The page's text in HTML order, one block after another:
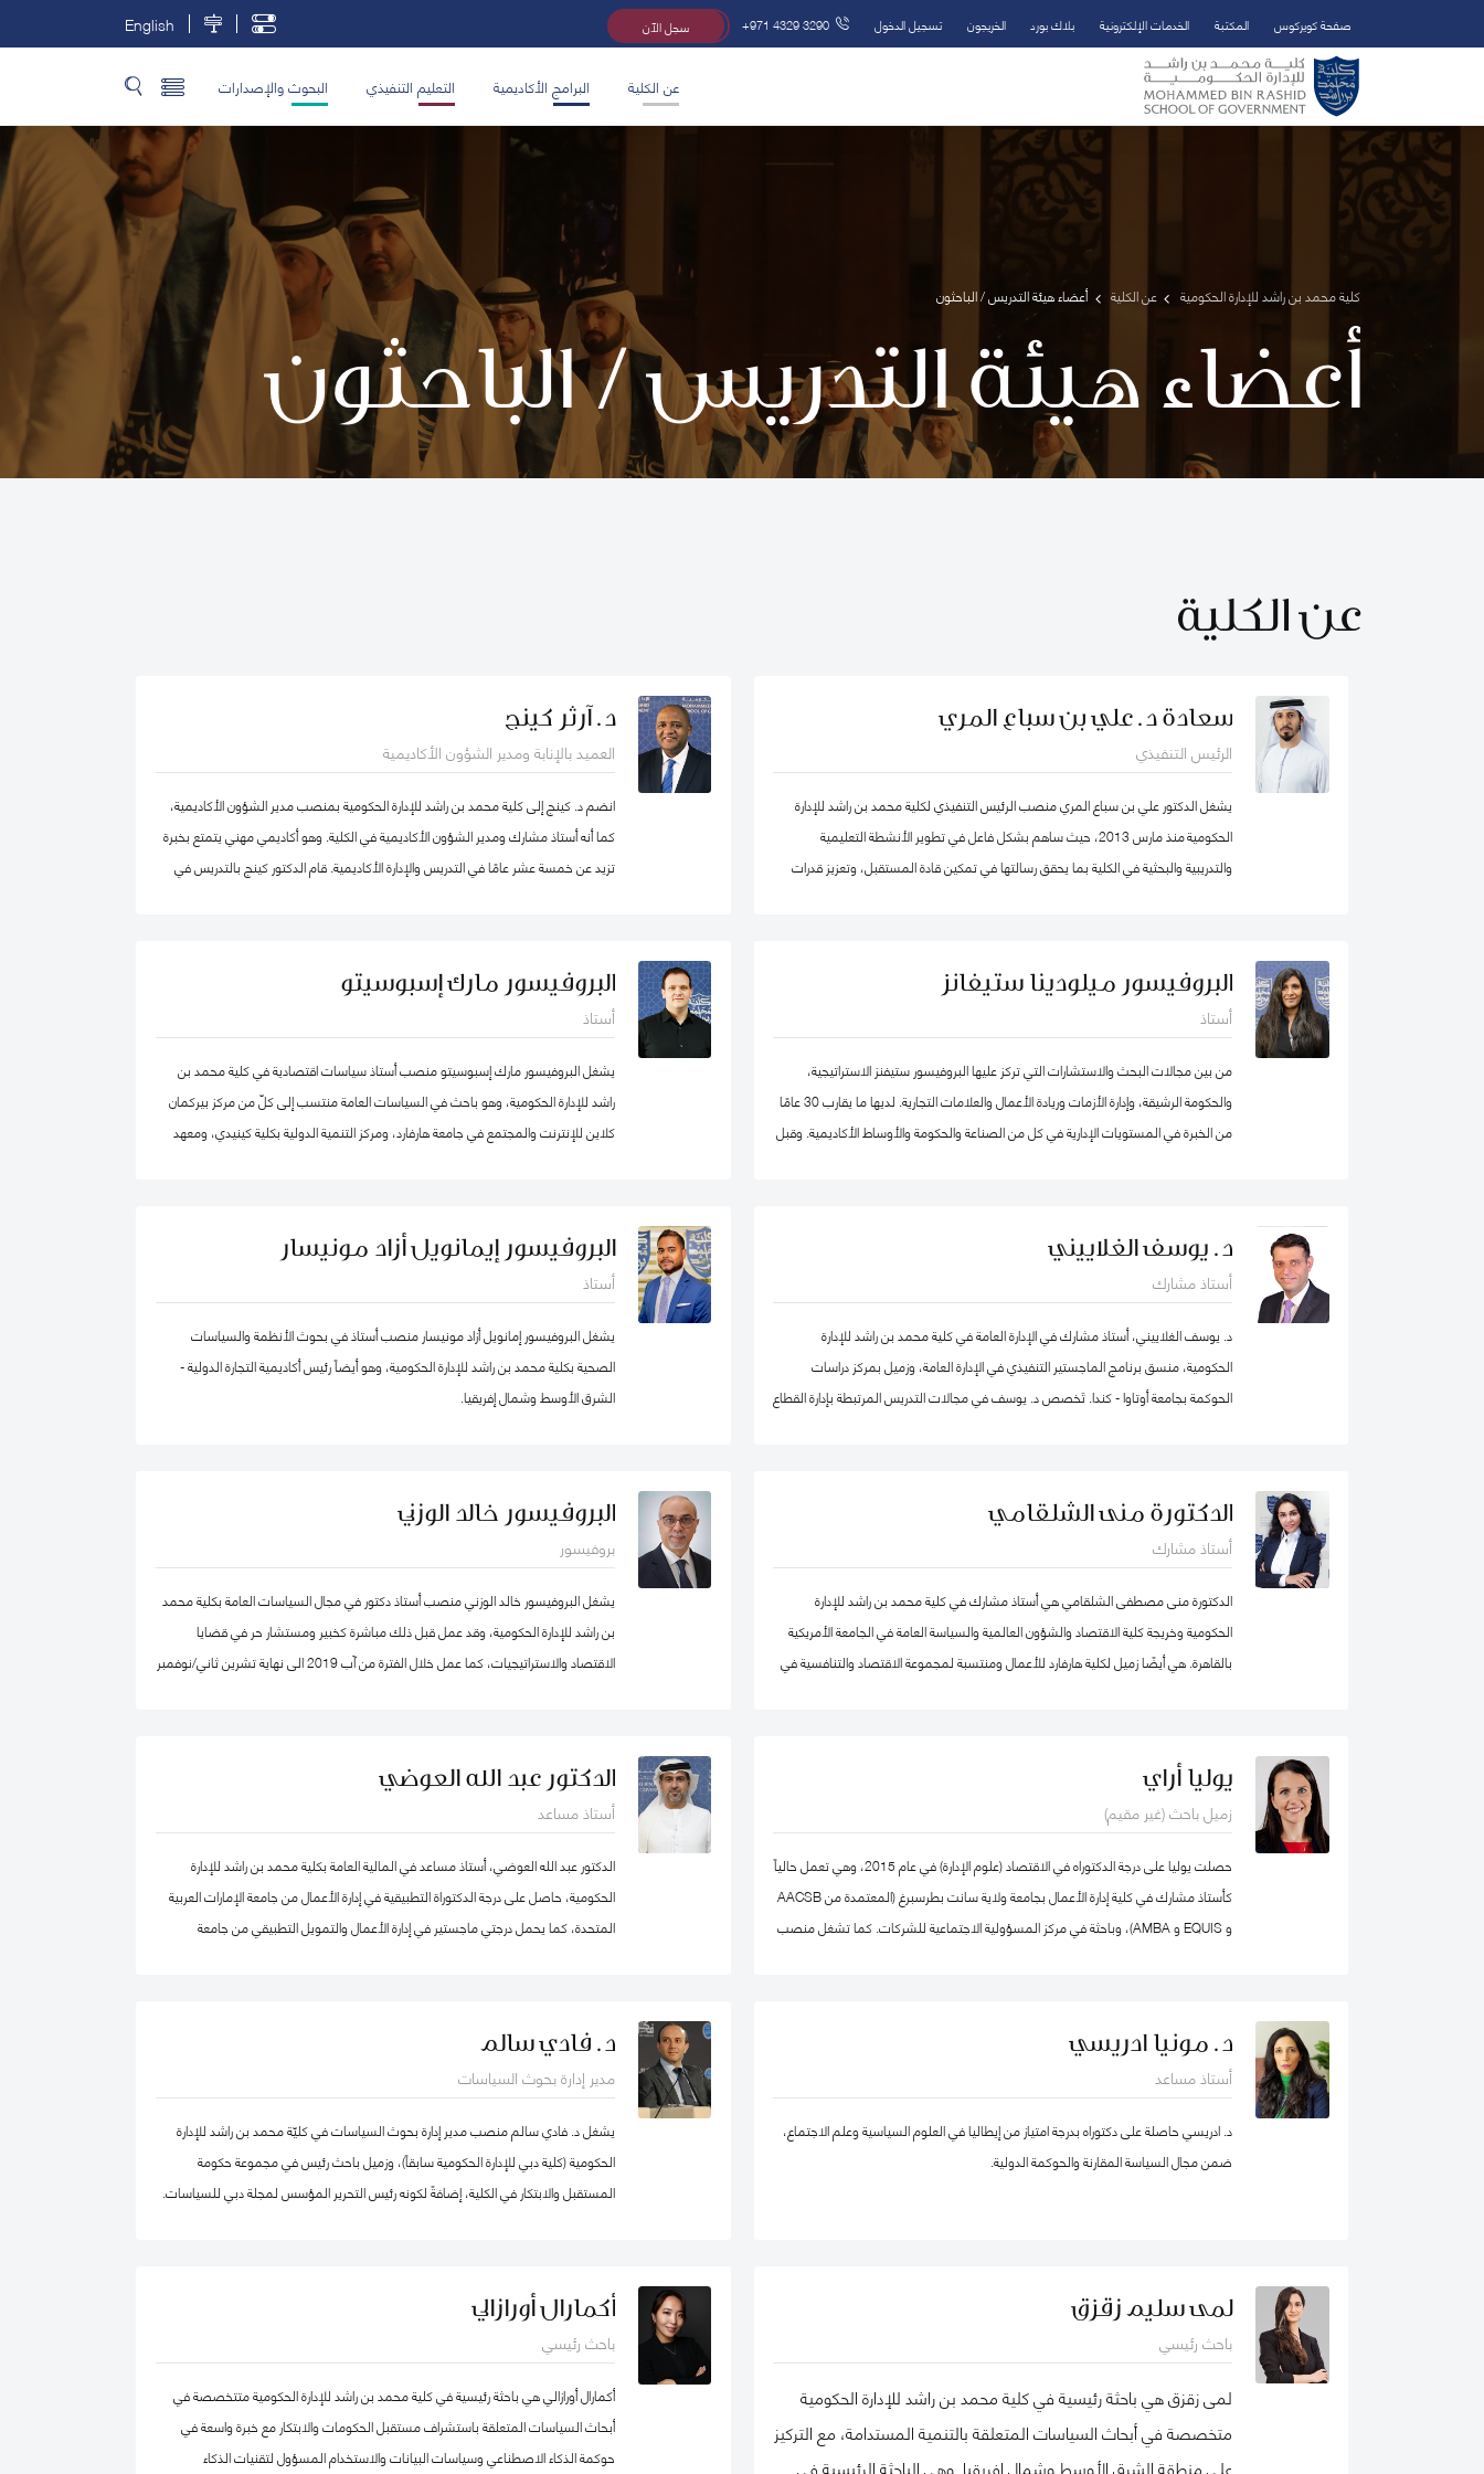
تخطي إلى المحتوى الرئيسي
فتح قائمة الوصول
صفحة كويركوس المكتبة الخدمات الإلكترونية بلاك بورد الخريجون تسجيل الدخول +971 4329 3290 سجل الآن English
عن الكلية البرامج الأكاديمية التعليم التنفيذي البحوث والإصدارات
كلية محمد بن راشد للإدارة الحكومية عن الكلية أعضاء هيئة التدريس / الباحثون
أعضاء هيئة التدريس / الباحثون
عن الكلية
سعادة د. علي بن سباع المري
الرئيس التنفيذي
يشغل الدكتور علي بن سباع المري منصب الرئيس التنفيذي لكلية محمد بن راشد للإدارة
الحكومية منذ مارس 2013، حيث ساهم بشكل فاعل في تطوير الأنشطة التعليمية
والتدريبية والبحثية في الكلية بما يحقق رسالتها في تمكين قادة المستقبل، وتعزيز قدرات
د. آرثر كينج
العميد بالإنابة ومدير الشؤون الأكاديمية
انضم د. كينج إلى كلية محمد بن راشد للإدارة الحكومية بمنصب مدير الشؤون الأكاديمية،
كما أنه أستاذ مشارك ومدير الشؤون الأكاديمية في الكلية. وهو أكاديمي مهني يتمتع بخبرة
تزيد عن خمسة عشر عامًا في التدريس والإدارة الأكاديمية. قام الدكتور كينج بالتدريس في
الأعمال، وعميدًا لجامعة في الكويت مؤخرًا.
البروفيسور ميلودينا ستيفانز
أستاذ
من بين مجالات البحث والاستشارات التي تركز عليها البروفيسور ستيفنز الاستراتيجية،
والحكومة الرشيقة، وإدارة الأزمات وريادة الأعمال والعلامات التجارية. لديها ما يقارب 30 عامًا
من الخبرة في المستويات الإدارية في كل من الصناعة والحكومة والأوساط الأكاديمية. وقبل
الجامعات الخاصة في الإمارات العربية المتحدة ، حيث تولت منصب نائب العميد ومدير
برنامج الماجستير في إدارة الأعمال. شاركت بنشاط في لجان الاعتماد ولجان الاعتماد في كل
عاشت في الولايات المتحدة الأمريكية والهند وتايوان وألمانيا. البروفيسور ستيفنز عضو في
العديد من المجالس الاستشارية، وهي جزء من مجموعتي عمل حول أخلاقيات الذكاء
الاصطناعي في IEEE SA
البروفيسور مارك إسبوسيتو
أستاذ
يشغل البروفيسور مارك إسبوسيتو منصب أستاذ سياسات اقتصادية في كلية محمد بن
راشد للإدارة الحكومية، وهو باحث في السياسات العامة منتسب إلى كلّ من مركز بيركمان
كلاين للإنترنت والمجتمع في جامعة هارفارد، ومركز التنمية الدولية بكلية كينيدي، ومعهد
التفكير The Chart ThinkTank، ويشغل منصب كبير الاقتصاديين في مختبر الذكاء
الاصطناعي micro1 في وادي السيليكون.
د. يوسف الغلاييني
أستاذ مشارك
د. يوسف الغلاييني، أستاذ مشارك في الإدارة العامة في كلية محمد بن راشد للإدارة
الحكومية، منسق برنامج الماجستير التنفيذي في الإدارة العامة، وزميل بمركز دراسات
الحوكمة بجامعة أوتاوا - كندا. تَخصص د. يوسف في مجالات التدريس المرتبطة بإدارة القطاع
برنامج إدارة الموارد البشرية في كلية إدارة الأعمال في الكلية الأسترالية في دولة الكويت. قبل
ذلك، عمل كمستشار للحكومة الاتحادية في كندا في عدد من المشاريع المرتبطة بالتطوير
للحكومة الاتحادية بما في ذلك مجالات التفكير الاستراتيجي والإدارة القائمة على النتائج تحت
بند تنفيذ البرامج الحكومية والسياسات العامة.
البروفيسور إيمانويل أزاد مونيسار
أستاذ
يشغل البروفيسور إمانويل أزاد مونيسار منصب أستاذ في بحوث الأنظمة والسياسات
الصحية بكلية محمد بن راشد للإدارة الحكومية، وهو أيضاً رئيس أكاديمية التجارة الدولية -
الشرق الأوسط وشمال إفريقيا.
الدكتورة منى الشلقامي
أستاذ مشارك
الدكتورة منى مصطفى الشلقامي هي أستاذ مشارك في كلية محمد بن راشد للإدارة
الحكومية وخريجة كلية الاقتصاد والشؤون العالمية والسياسة العامة في الجامعة الأمريكية
بالقاهرة. هي أيضًا زميل لكلية هارفارد للأعمال ومنتسبة لمجموعة الاقتصاد والتنافسية في
مجلة الأعمال والاقتصاد؛ وجامعة كامبريدج. الدكتورة منى حاليًا عضو في شبكة الخبراء
الإقليمية التابعة لمنظمة الأغذية والزراعة ورئيستها ايضا. حصلت على درجة الدكتوراه. من
الاقتصاد من الجامعة الأمريكية بالقاهرة.
البروفيسور خالد الوزني
بروفيسور
يشغل البروفيسور خالد الوزني منصب أستاذ دكتور في مجال السياسات العامة بكلية محمد
بن راشد للإدارة الحكومية، وقد عمل قبل ذلك مباشرة كخبير ومستشار حر في قضايا
الاقتصاد والاستراتيجيات، كما عمل خلال الفترة من آب 2019 الى نهاية تشرين ثاني/نوفمبر
وعمل بين الفترة 2006-2011 في القطاع الخاص مديرا عاما ورئيسا تنفيذيا لسرايا العقبة،
وتعمير الاردنية القابضة ودارات الأردنية القابضة.
يوليا أراي
زميل باحث (غير مقيم)
حصلت يوليا على درجة الدكتوراه في الاقتصاد (علوم الإدارة) في عام 2015، وهي تعمل حالياً
كأستاذ مشارك في كلية إدارة الأعمال بجامعة ولاية سانت بطرسبرغ (المعتمدة من AACSB
و EQUIS و AMBA)، وباحثة في مركز المسؤولية الاجتماعية للشركات. كما تشغل منصب
والمسؤولية الاجتماعية للشركات. وهي عضو نشط في الشبكة الدولية للباحثين في ريادة
في روسيا من المنظمات العامة والخاصة. ألّفت أكثر من 30 منشورًا في مجلات وطنية
ودولية، وكتب، ومجموعات دراسات حالة. نُشرت أعمالها في مراجعة الأعمال الدولية،
الدكتور عبد الله العوضي
أستاذ مساعد
الدكتور عبد الله العوضي، أستاذ مساعد في المالية العامة بكلية محمد بن راشد للإدارة
الحكومية، حاصل على درجة الدكتوراة التطبيقية في إدارة الأعمال من جامعة الإمارات العربية
المتحدة، كما يحمل درجتي ماجستير في إدارة الأعمال والتمويل التطبيقي من جامعة
والحسابات، الإدارة الإستراتيجية، وتطوير الأعمال، وذلك في كل من: القطاع الحكومي،
والقطاع شبه الحكومي، والقطاع الخاص. كما أ، الدكتور عبد الله مدقق حسابات معتمد،
د. مونيا ادريسي
أستاذ مساعد
د. ادريسي حاصلة على دكتوراه بدرجة امتياز من إيطاليا في العلوم السياسية وعلم الاجتماع،
ضمن مجال السياسة المقارنة والحوكمة الدولية.
د. فادي سالم
مدير إدارة بحوث السياسات
يشغل د. فادي سالم منصب مدير إدارة بحوث السياسات في كليّة محمد بن راشد للإدارة
الحكومية (كلية دبي للإدارة الحكومية سابقاً)، وزميل باحث رئيس في مجموعة حكومة
المستقبل والابتكار في الكلية، إضافةً لكونه رئيس التحرير المؤسس لمجلة دبي للسياسات.
السياسات العامة في تخصص الحوكمة الرقمية من جامعة أكسفورد العريقة وشهادة
الماجيستير في إدارة أنظمة المعلومات من كلية لندن للعلوم الاقتصادية والسياسية، إضافة
المفكرين والمتخصصين عالمياً في مجالات الحكومة الرقمية ومستقبل العمل الحكومي
وسياسات البيانات، حيث تشمل مجالات تخصّصه الحوكمة الرقمية والسياسات
لمى سليم زقزق
باحث رئيسي
لمى زقزق هي باحثة رئيسية في كلية محمد بن راشد للإدارة الحكومية
متخصصة في أبحاث السياسات المتعلقة بالتنمية المستدامة، مع التركيز
على منطقة الشرق الأوسط وشمال إفريقيا. وهي الباحثة الرئيسية في
أكمارال أورازالي
باحث رئيسي
أكمارال أورازالي هي باحثة رئيسية في كلية محمد بن راشد للإدارة الحكومية متتخصصة في
أبحاث السياسات المتعلقة باستشراف مستقبل الحكومات والابتكار مع خبرة واسعة في
حوكمة الذكاء الاصطناعي وسياسات البيانات والاستخدام المسؤول لتقنيات الذكاء